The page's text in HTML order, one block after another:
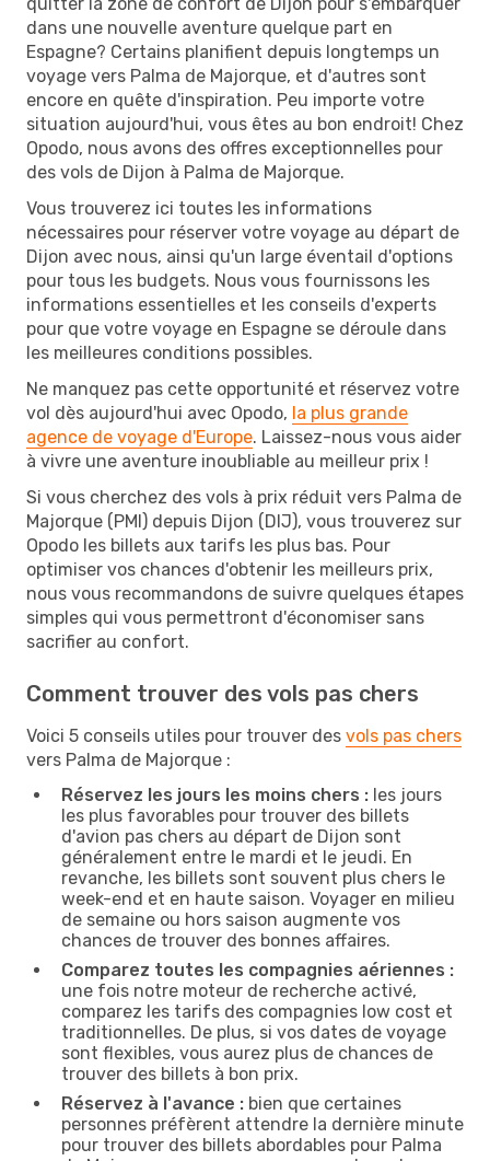
dans une nouvelle aventure quelque part en
Espagne? Certains planifient depuis longtemps un
voyage vers Palma de Majorque, et d'autres sont
encore en quête d'inspiration. Peu importe votre
situation aujourd'hui, vous êtes au bon endroit! Chez
Opodo, nous avons des offres exceptionnelles pour
des vols de Dijon à Palma de Majorque.
Vous trouverez ici toutes les informations
nécessaires pour réserver votre voyage au départ de
Dijon avec nous, ainsi qu'un large éventail d'options
pour tous les budgets. Nous vous fournissons les
informations essentielles et les conseils d'experts
pour que votre voyage en Espagne se déroule dans
les meilleures conditions possibles.
Ne manquez pas cette opportunité et réservez votre
vol dès aujourd'hui avec Opodo, la plus grande
agence de voyage d'Europe. Laissez-nous vous aider
à vivre une aventure inoubliable au meilleur prix !
Si vous cherchez des vols à prix réduit vers Palma de
Majorque (PMI) depuis Dijon (DIJ), vous trouverez sur
Opodo les billets aux tarifs les plus bas. Pour
optimiser vos chances d'obtenir les meilleurs prix,
nous vous recommandons de suivre quelques étapes
simples qui vous permettront d'économiser sans
sacrifier au confort.
Comment trouver des vols pas chers
Voici 5 conseils utiles pour trouver des vols pas chers
vers Palma de Majorque :
Réservez les jours les moins chers : les jours
les plus favorables pour trouver des billets
d'avion pas chers au départ de Dijon sont
généralement entre le mardi et le jeudi. En
revanche, les billets sont souvent plus chers le
week-end et en haute saison. Voyager en milieu
de semaine ou hors saison augmente vos
chances de trouver des bonnes affaires.
Comparez toutes les compagnies aériennes :
une fois notre moteur de recherche activé,
comparez les tarifs des compagnies low cost et
traditionnelles. De plus, si vos dates de voyage
sont flexibles, vous aurez plus de chances de
trouver des billets à bon prix.
Réservez à l'avance : bien que certaines
personnes préfèrent attendre la dernière minute
pour trouver des billets abordables pour Palma